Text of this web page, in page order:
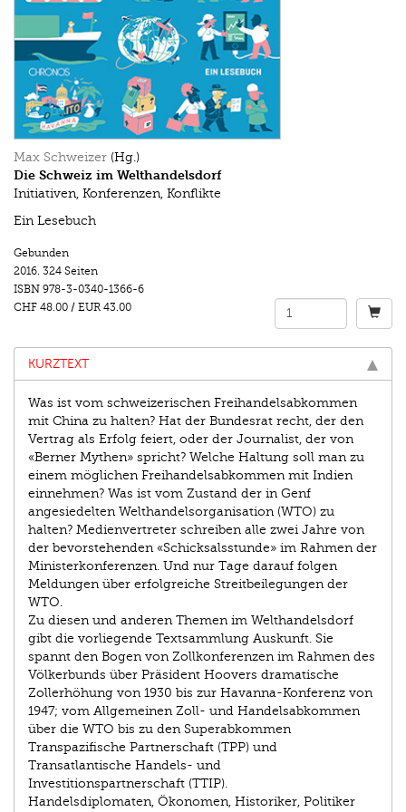
Max Schweizer (Hg.)
Die Schweiz im Welthandelsdorf
Initiativen, Konferenzen, Konflikte
Ein Lesebuch
Gebunden
2016. 324 Seiten
ISBN 978-3-0340-1366-6
CHF 48.00 / EUR 43.00
KURZTEXT
Was ist vom schweizerischen Freihandelsabkommen
mit China zu halten? Hat der Bundesrat recht, der den
Vertrag als Erfolg feiert, oder der Journalist, der von
«Berner Mythen» spricht? Welche Haltung soll man zu
einem möglichen Freihandelsabkommen mit Indien
einnehmen? Was ist vom Zustand der in Genf
angesiedelten Welthandelsorganisation (WTO) zu
halten? Medien­vertreter schreiben alle zwei Jahre von
der bevorstehenden «Schicksalsstunde» im Rahmen der
Ministerkonferenzen. Und nur Tage darauf folgen
Meldungen über erfolgreiche Streitbeilegungen der
WTO.
Zu diesen und anderen Themen im Welthandelsdorf
gibt die vorliegende Textsammlung Auskunft. Sie
spannt den Bogen von Zollkonferenzen im Rahmen des
Völkerbunds über Präsident Hoovers dramatische
Zollerhöhung von 1930 bis zur Havanna-Konferenz von
1947; vom Allgemeinen Zoll- und Handelsabkommen
über die WTO bis zu den Superabkommen
Transpazifische Partnerschaft (TPP) und
Transatlantische Handels- und
Investitionspartnerschaft (TTIP).
Handelsdiplomaten, Ökonomen, Historiker, Politiker